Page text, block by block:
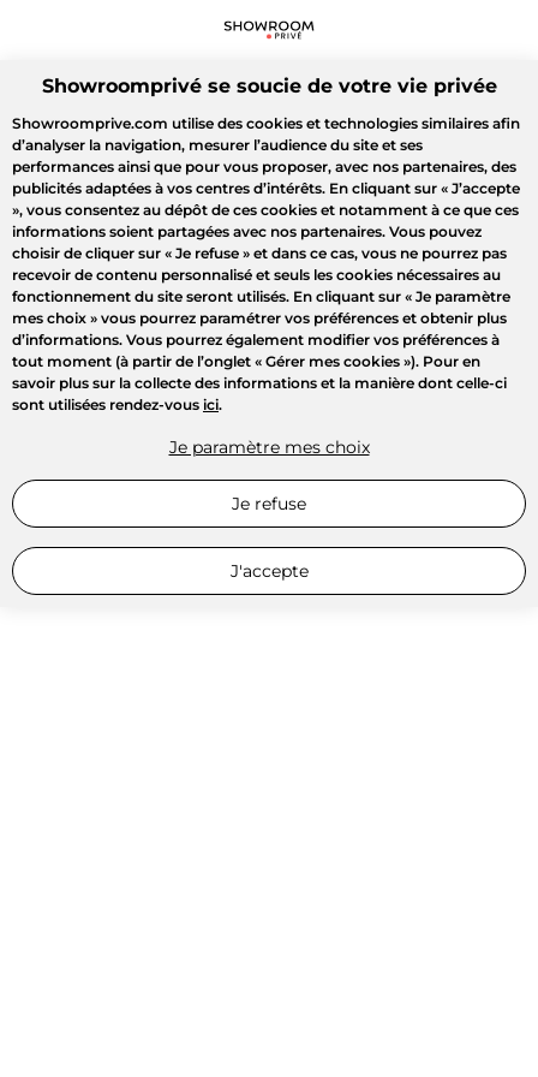
Showroomprivé se soucie de votre vie privée
Showroomprive.com utilise des cookies et technologies similaires afin
d’analyser la navigation, mesurer l’audience du site et ses
performances ainsi que pour vous proposer, avec nos partenaires, des
publicités adaptées à vos centres d’intérêts. En cliquant sur « J’accepte
», vous consentez au dépôt de ces cookies et notamment à ce que ces
informations soient partagées avec nos partenaires. Vous pouvez
choisir de cliquer sur « Je refuse » et dans ce cas, vous ne pourrez pas
recevoir de contenu personnalisé et seuls les cookies nécessaires au
fonctionnement du site seront utilisés. En cliquant sur « Je paramètre
mes choix » vous pourrez paramétrer vos préférences et obtenir plus
d’informations. Vous pourrez également modifier vos préférences à
tout moment (à partir de l’onglet « Gérer mes cookies »). Pour en
savoir plus sur la collecte des informations et la manière dont celle-ci
sont utilisées rendez-vous ici.
Je paramètre mes choix
Je refuse
J'accepte